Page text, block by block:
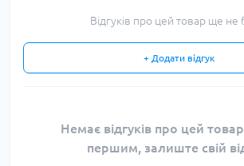
Відгуків про цей товар ще не
+ Додати відгук
Немає відгуків про цей
першим, залиште свій